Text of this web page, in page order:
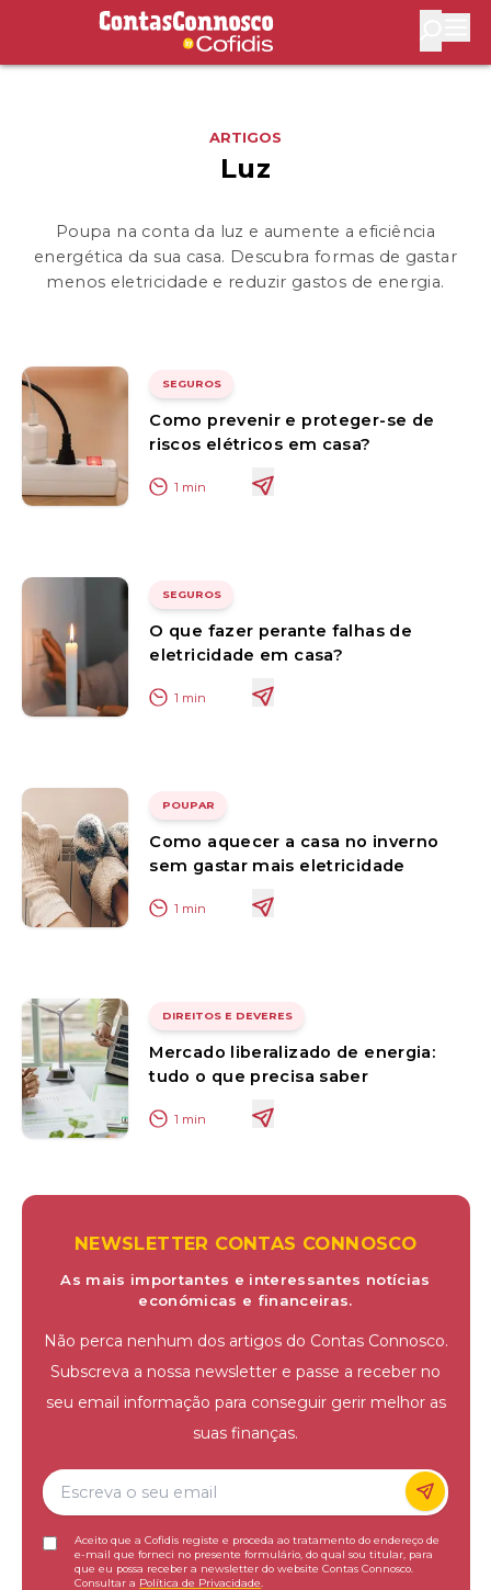
Contas Connosco by Cofidis
ARTIGOS
Luz
Poupa na conta da luz e aumente a eficiência
energética da sua casa. Descubra formas de gastar
menos eletricidade e reduzir gastos de energia.
SEGUROS
Como prevenir e proteger-se de
riscos elétricos em casa?
1 min
SEGUROS
O que fazer perante falhas de
eletricidade em casa?
1 min
POUPAR
Como aquecer a casa no inverno
sem gastar mais eletricidade
1 min
DIREITOS E DEVERES
Mercado liberalizado de energia:
tudo o que precisa saber
1 min
NEWSLETTER CONTAS CONNOSCO
As mais importantes e interessantes notícias
económicas e financeiras.
Não perca nenhum dos artigos do Contas Connosco.
Subscreva a nossa newsletter e passe a receber no
seu email informação para conseguir gerir melhor as
suas finanças.
Aceito que a Cofidis registe e proceda ao tratamento do endereço de
e-mail que forneci no presente formulário, do qual sou titular, para
que eu possa receber a newsletter do website Contas Connosco.
Consultar a Política de Privacidade